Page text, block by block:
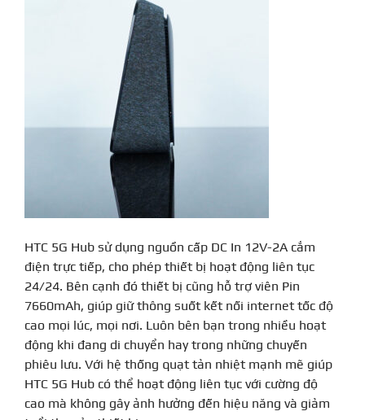
HTC 5G Hub sử dụng nguồn cấp DC In 12V-2A cắm
điện trực tiếp, cho phép thiết bị hoạt động liên tục
24/24. Bên cạnh đó thiết bị cũng hỗ trợ viên Pin
7660mAh, giúp giữ thông suốt kết nối internet tốc độ
cao mọi lúc, mọi nơi. Luôn bên bạn trong nhiều hoạt
động khi đang di chuyển hay trong những chuyến
phiêu lưu. Với hệ thống quạt tản nhiệt mạnh mẽ giúp
HTC 5G Hub có thể hoạt động liên tục với cường độ
cao mà không gây ảnh hưởng đến hiệu năng và giảm